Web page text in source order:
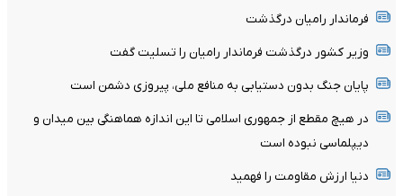
فرماندار رامیان درگذشت
وزیر کشور درگذشت فرماندار رامیان را تسلیت گفت
پایان جنگ بدون دستیابی به منافع ملی، پیروزی دشمن است
در هیچ مقطع از جمهوری اسلامی تا این اندازه هماهنگی بین میدان و
دیپلماسی نبوده است
دنیا ارزش مقاومت را فهمید